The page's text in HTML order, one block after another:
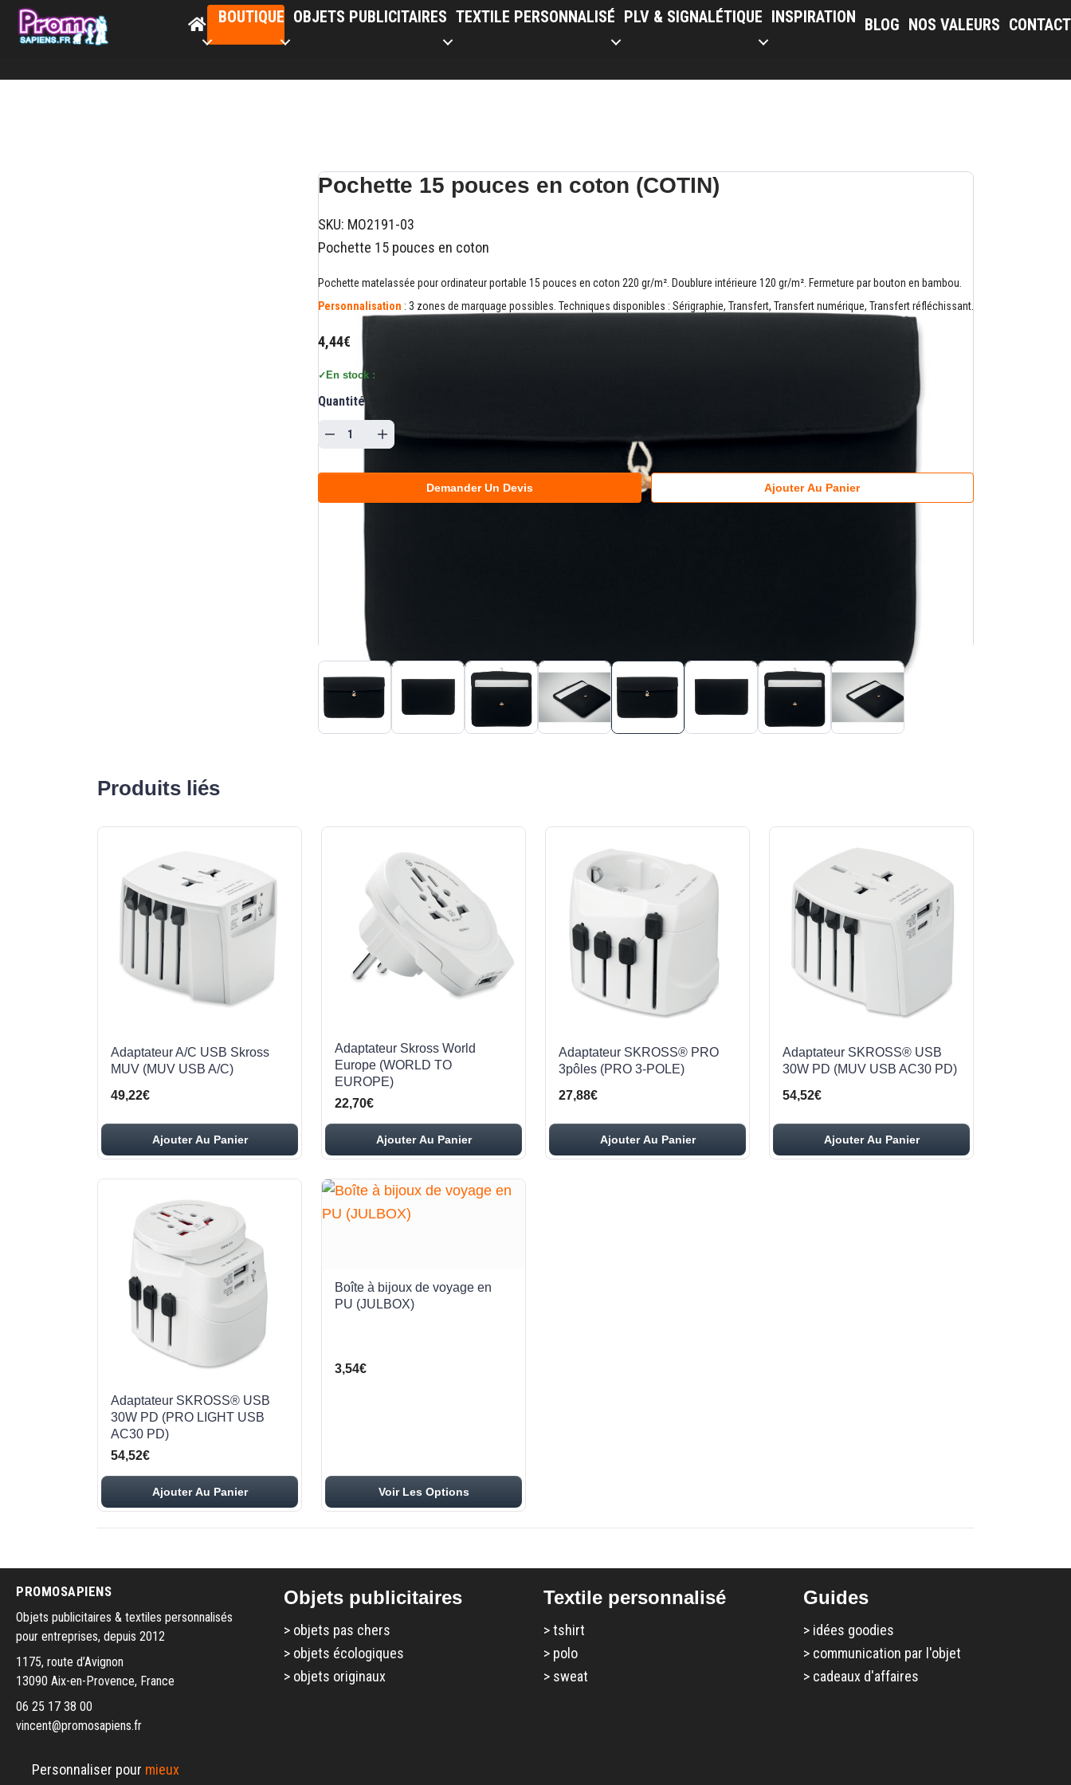
BOUTIQUE OBJETS PUBLICITAIRES TEXTILE PERSONNALISÉ PLV & SIGNALÉTIQUE INSPIRATION BLOG NOS VALEURS CONTACT
Pochette 15 pouces en coton (COTIN)
SKU: MO2191-03
Pochette 15 pouces en coton
Pochette matelassée pour ordinateur portable 15 pouces en coton 220 gr/m². Doublure intérieure 120 gr/m². Fermeture par bouton en bambou.
Personnalisation : 3 zones de marquage possibles. Techniques disponibles : Sérigraphie, Transfert, Transfert numérique, Transfert réfléchissant.
4,44€
✓ En stock :
Quantité
Demander Un Devis Ajouter Au Panier
Produits liés
Adaptateur A/C USB Skross
MUV (MUV USB A/C)
49,22€
Ajouter Au Panier
Adaptateur Skross World
Europe (WORLD TO
EUROPE)
22,70€
Ajouter Au Panier
Adaptateur SKROSS® PRO
3pôles (PRO 3-POLE)
27,88€
Ajouter Au Panier
Adaptateur SKROSS® USB
30W PD (MUV USB AC30 PD)
54,52€
Ajouter Au Panier
Adaptateur SKROSS® USB
30W PD (PRO LIGHT USB
AC30 PD)
54,52€
Ajouter Au Panier
Boîte à bijoux de voyage en
PU (JULBOX)
3,54€
Voir Les Options
PROMOSAPIENS
Objets publicitaires & textiles personnalisés
pour entreprises, depuis 2012
1175, route d’Avignon
13090 Aix-en-Provence, France
06 25 17 38 00
vincent@promosapiens.fr
Personnaliser pour mieux
Objets publicitaires
> objets pas chers
> objets écologiques
> objets originaux
Textile personnalisé
>tshirt
> polo
> sweat
Guides
> idées goodies
> communication par l'objet
> cadeaux d'affaires